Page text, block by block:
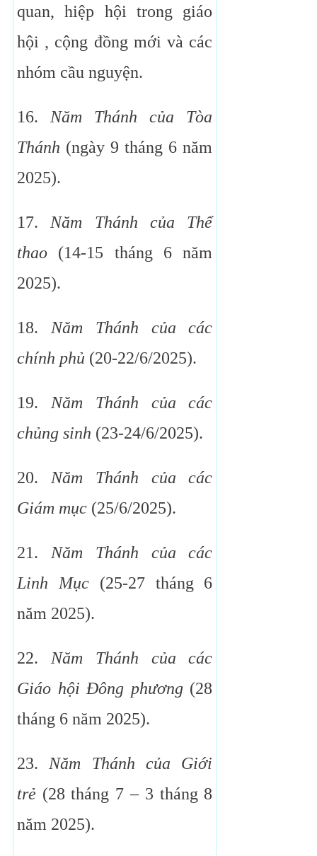
quan, hiệp hội trong giáo
hội , cộng đồng mới và các
nhóm cầu nguyện.
16.Năm Thánh của Tòa
Thánh (ngày 9 tháng 6 năm
2025).
17.Năm Thánh của Thể
thao(14-15 tháng 6 năm
2025).
18. Năm Thánh của các
chính phủ (20-22/6/2025).
19. Năm Thánh của các
chủng sinh (23-24/6/2025).
20. Năm Thánh của các
Giám mục(25/6/2025).
21. Năm Thánh của các
Linh Mục(25-27 tháng 6
năm 2025).
22. Năm Thánh của các
Giáo hội Đông phương(28
tháng 6 năm 2025).
23.Năm Thánh của Giới
trẻ (28 tháng 7 – 3 tháng 8
năm 2025).